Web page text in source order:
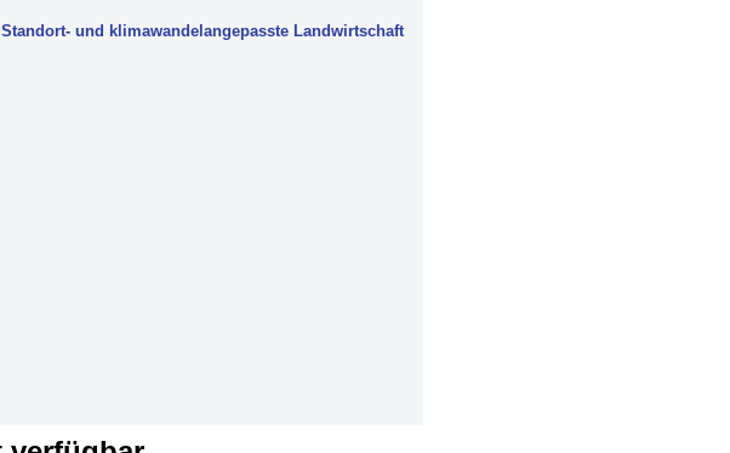
Standort- und klimawandelangepasste Landwirtschaft